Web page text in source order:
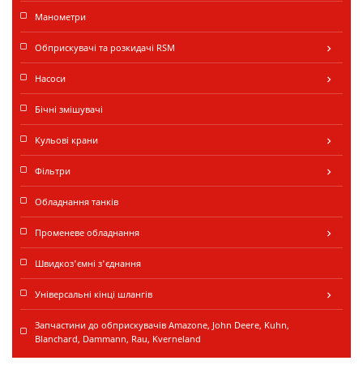
Манометри
Обприскувачі та розкидачі RSM keyboard_arrow_right
Насоси keyboard_arrow_right
Бічні змішувачі
Кульові крани keyboard_arrow_right
Фільтри keyboard_arrow_right
Обладнання танків
Променеве обладнання keyboard_arrow_right
Швидкоз'ємні з'єднання
Універсальні кінці шлангів keyboard_arrow_right
Запчастини до обприскувачів Amazone, John Deere, Kuhn,
Blanchard, Dammann, Rau, Kverneland